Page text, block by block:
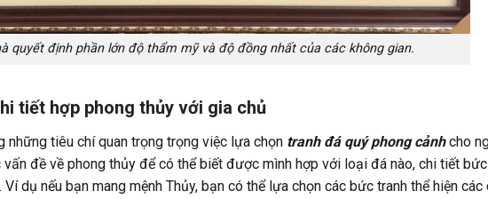
quyết định phần lớn độ thẩm mỹ và độ đồng nhất của các không gian.
tiết hợp phong thủy với gia chủ
những tiêu chí quan trọng trọng việc lựa chọn tranh đá quý phong cảnhcho
vấn đề về phong thủy để có thể biết được mình hợp với loại đá nào, chi tiết
dụ nếu bạn mang mệnh Thủy, bạn có thể lựa chọn các bức tranh thể hiện các